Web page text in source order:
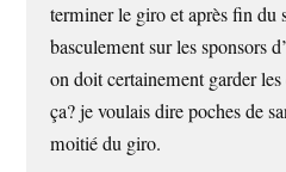
terminer le giro et après fin du
basculement sur les sponsors
on doit certainement garder
ça? je voulais dire poches de
moitié du giro.